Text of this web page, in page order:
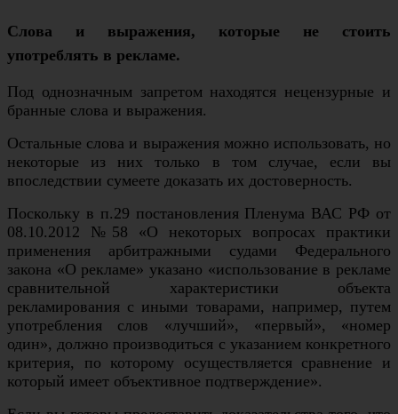
Слова и выражения, которые не стоить
употреблять в рекламе.
Под однозначным запретом находятся нецензурные и
бранные слова и выражения.
Остальные слова и выражения можно использовать, но
некоторые из них только в том случае, если вы
впоследствии сумеете доказать их достоверность.
Поскольку в п.29 постановления Пленума ВАС РФ от
08.10.2012 №58 «О некоторых вопросах практики
применения арбитражными судами Федерального
закона «О рекламе» указано «использование в рекламе
сравнительной характеристики объекта
рекламирования с иными товарами, например, путем
употребления слов «лучший», «первый», «номер
один», должно производиться с указанием конкретного
критерия, по которому осуществляется сравнение и
который имеет объективное подтверждение».